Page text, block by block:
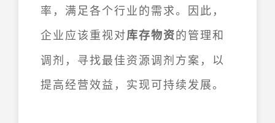
率，满足各个行业的需求。因此，
企业应该重视对库存物资的管理和
调剂，寻找最佳资源调剂方案，以
提高经营效益，实现可持续发展。